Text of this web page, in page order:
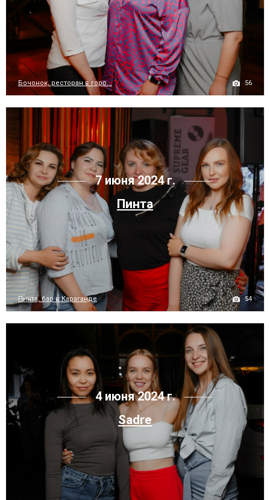
Бочонок, ресторан в горо... 56
7 июня 2024 г.
Пинта
Пинта, бар в Караганде 54
4 июня 2024 г.
Sadre